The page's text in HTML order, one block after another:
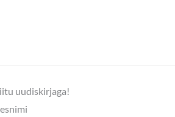
uudiskirjaga!